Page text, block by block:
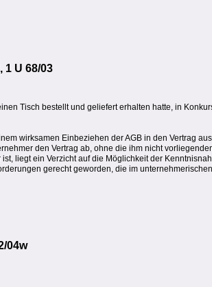
1 U 68/03
Tisch bestellt und geliefert erhalten hatte, in
wirksamen Einbeziehen der AGB in den Vertrag
den Vertrag ab, ohne die ihm nicht
liegt ein Verzicht auf die Möglichkeit der
gerecht geworden, die im
04w